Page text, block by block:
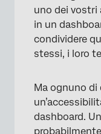
Impostazione
uno dei vostri
in un
condividere
stessi, i loro
Ma ognuno
dashboard.